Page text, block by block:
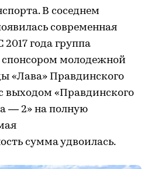
В соседнем
современная
года группа
молодежной
«Лава» Правдинского
с выходом «Правдинского
— 2» на полную
сумма удвоилась.